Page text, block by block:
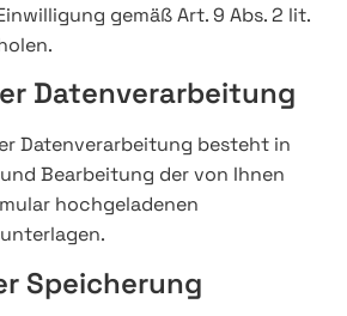
gemäß Art. 9 Abs. 2 lit.
Datenverarbeitung
Datenverarbeitung besteht in
Bearbeitung der von Ihnen
hochgeladenen
Speicherung